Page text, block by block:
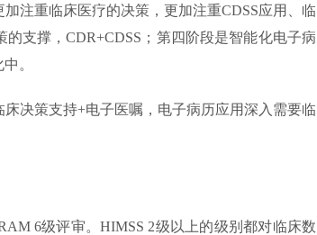
注重临床医疗的决策，更加注重CDSS应用、临
支撑，CDR+CDSS；第四阶段是智能化电子病
。
决策支持+电子医嘱，电子病历应用深入需要临
6级评审。HIMSS 2级以上的级别都对临床数